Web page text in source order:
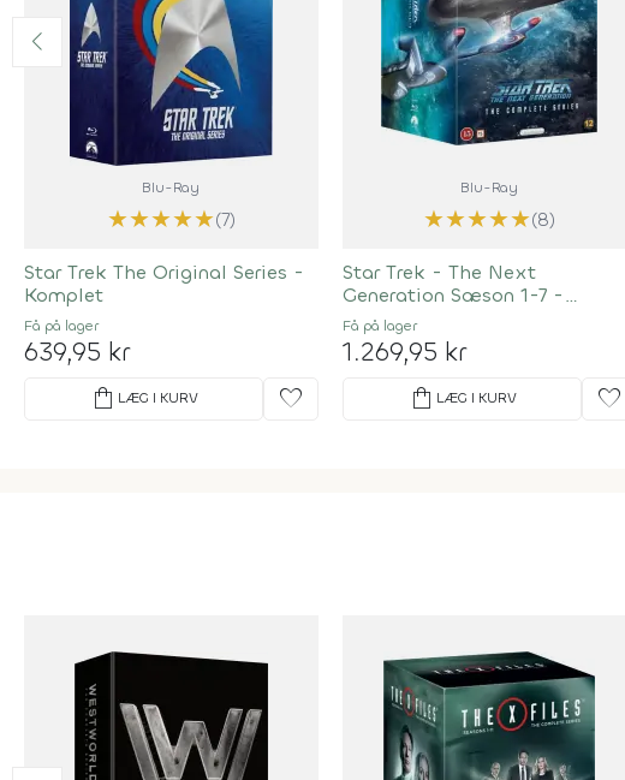
Blu-Ray
★★★★★(7)
Star Trek The Original Series -
Komplet
Få på lager
639,95 kr
shopping_bag LÆG I KURV favorite
Blu-Ray
★★★★★(8)
Star Trek - The Next
Generation Sæson 1-7 -
Complete Collection
Få på lager
1.269,95 kr
shopping_bag LÆG I KURV favorite